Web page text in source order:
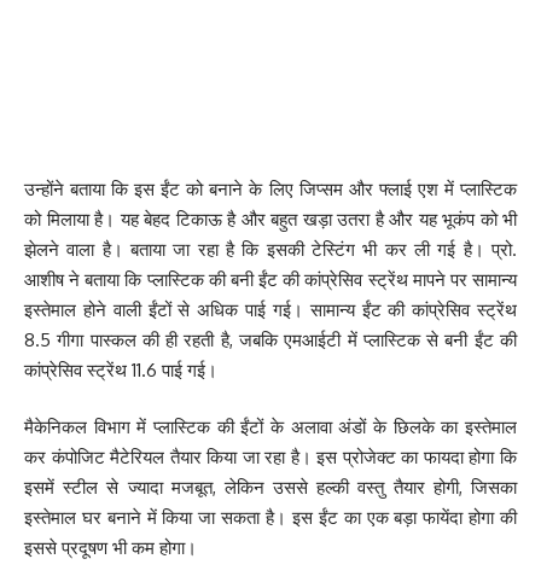
उन्होंने बताया कि इस ईंट को बनाने के लिए जिप्सम और फ्लाई एश में प्लास्टिक
को मिलाया है। यह बेहद टिकाऊ है और बहुत खड़ा उतरा है और यह भूकंप को भी
झेलने वाला है। बताया जा रहा है कि इसकी टेस्टिंग भी कर ली गई है। प्रो.
आशीष ने बताया कि प्लास्टिक की बनी ईंट की कांप्रेसिव स्ट्रेंथ मापने पर सामान्य
इस्तेमाल होने वाली ईंटों से अधिक पाई गई। सामान्य ईंट की कांप्रेसिव स्ट्रेंथ
8.5 गीगा पास्कल की ही रहती है, जबकि एमआईटी में प्लास्टिक से बनी ईंट की
कांप्रेसिव स्ट्रेंथ 11.6 पाई गई।
मैकेनिकल विभाग में प्लास्टिक की ईंटों के अलावा अंडों के छिलके का इस्तेमाल
कर कंपोजिट मैटेरियल तैयार किया जा रहा है। इस प्रोजेक्ट का फायदा होगा कि
इसमें स्टील से ज्यादा मजबूत, लेकिन उससे हल्की वस्तु तैयार होगी, जिसका
इस्तेमाल घर बनाने में किया जा सकता है। इस ईंट का एक बड़ा फायेंदा होगा की
इससे प्रदूषण भी कम होगा।